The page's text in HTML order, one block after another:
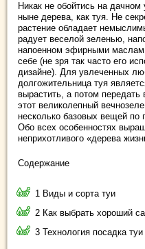
Никак не обойтись на дачном
ныне дерева, как туя. Не
растение обладает
радует веселой зеленью,
напоенном эфирными
себе (не зря так часто его
дизайне). Для увлеченных
долгожительница туя
вырастить, а потом
этот великолепный
несколько базовых вещей по
Обо всех особенностях
неприхотливого «дерева
Содержание
1 Виды и сорта туи
2 Как выбрать хороший
3 Технология посадка